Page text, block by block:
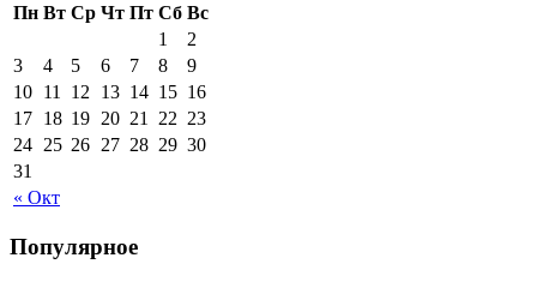
Пн Вт Ср Чт Пт Сб Вс
« Окт
1
2
3
4 5 6 7 8
9
10 11 12 13 14 15 16
17 18 19 20 21 22 23
24 25 26 27 28 29 30
31
Популярное